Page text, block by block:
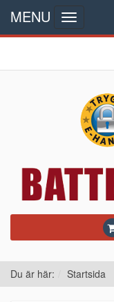
MENU
Toggle
navigation
Du är här: Startsida